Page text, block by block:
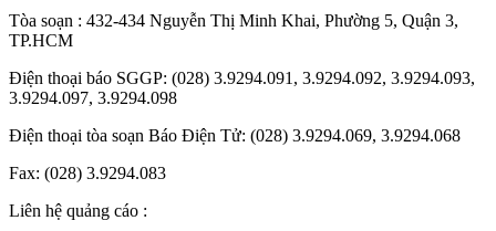
Tòa soạn : 432-434 Nguyễn Thị Minh Khai, Phường 5, Quận 3,
TP.HCM
Điện thoại báo SGGP: (028) 3.9294.091, 3.9294.092, 3.9294.093,
3.9294.097, 3.9294.098
Điện thoại tòa soạn Báo Điện Tử: (028) 3.9294.069, 3.9294.068
Fax: (028) 3.9294.083
Liên hệ quảng cáo :